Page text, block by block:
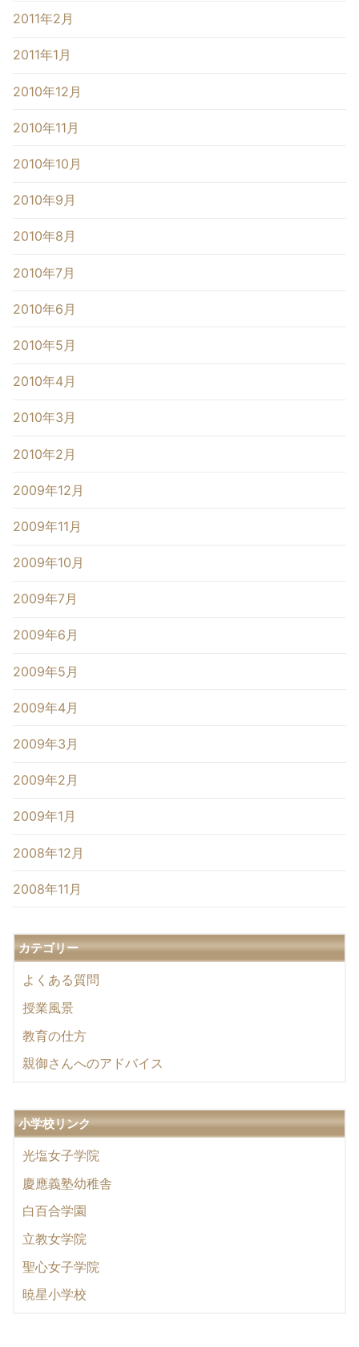
2011年2月
2011年1月
2010年12月
2010年11月
2010年10月
2010年9月
2010年8月
2010年7月
2010年6月
2010年5月
2010年4月
2010年3月
2010年2月
2009年12月
2009年11月
2009年10月
2009年7月
2009年6月
2009年5月
2009年4月
2009年3月
2009年2月
2009年1月
2008年12月
2008年11月
カテゴリー
よくある質問
授業風景
教育の仕方
親御さんへのアドバイス
小学校リンク
光塩女子学院
慶應義塾幼稚舎
白百合学園
立教女学院
聖心女子学院
暁星小学校